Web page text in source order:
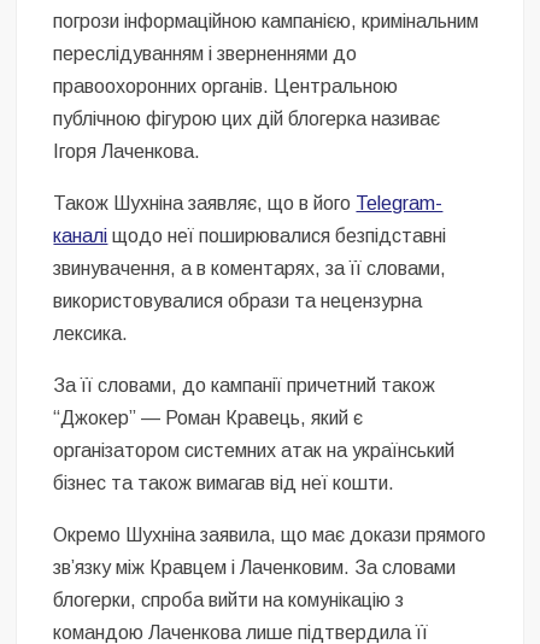
погрози інформаційною кампанією, кримінальним
переслідуванням і зверненнями до
правоохоронних органів. Центральною
публічною фігурою цих дій блогерка називає
Ігоря Лаченкова.
Також Шухніна заявляє, що в його Telegram-
каналі щодо неї поширювалися безпідставні
звинувачення, а в коментарях, за її словами,
використовувалися образи та нецензурна
лексика.
За її словами, до кампанії причетний також
“Джокер” — Роман Кравець, який є
організатором системних атак на український
бізнес та також вимагав від неї кошти.
Окремо Шухніна заявила, що має докази прямого
зв’язку між Кравцем і Лаченковим. За словами
блогерки, спроба вийти на комунікацію з
командою Лаченкова лише підтвердила її